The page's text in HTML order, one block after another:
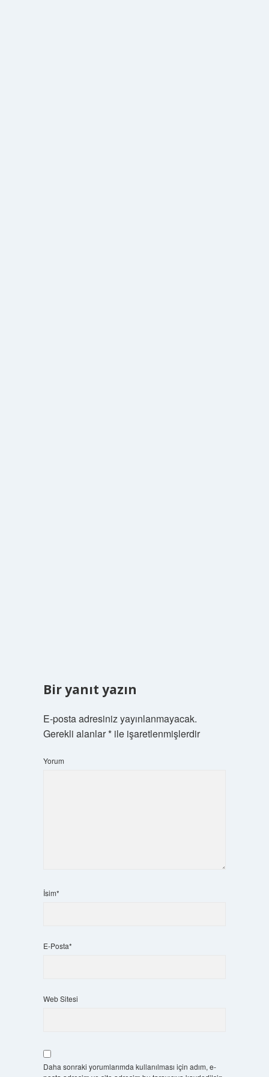
Bir yanıt yazın
E-posta adresiniz yayınlanmayacak.
Gerekli alanlar*ile işaretlenmişlerdir
Yorum
İsim*
E-Posta*
Web Sitesi
Daha sonraki yorumlarımda kullanılması için adım, e-